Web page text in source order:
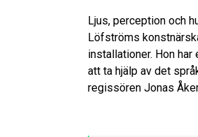
Ljus, perception och
Löfströms
installationer. Hon
att ta hjälp av det
regissören Jonas